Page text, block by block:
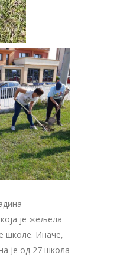
је жељела
школе. Иначе,
је од 27 школа